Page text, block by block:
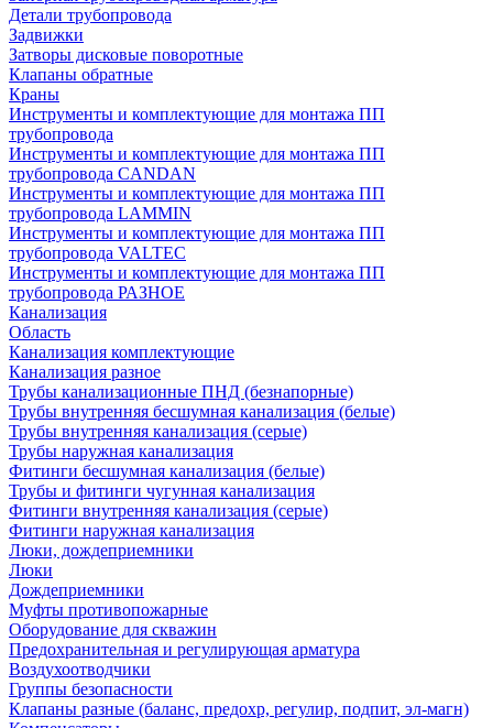
Детали трубопровода
Задвижки
Затворы дисковые поворотные
Клапаны обратные
Краны
Инструменты и комплектующие для монтажа ПП
трубопровода
Инструменты и комплектующие для монтажа ПП
трубопровода CANDAN
Инструменты и комплектующие для монтажа ПП
трубопровода LAMMIN
Инструменты и комплектующие для монтажа ПП
трубопровода VALTEC
Инструменты и комплектующие для монтажа ПП
трубопровода РАЗНОЕ
Канализация
Область
Канализация комплектующие
Канализация разное
Трубы канализационные ПНД (безнапорные)
Трубы внутренняя бесшумная канализация (белые)
Трубы внутренняя канализация (серые)
Трубы наружная канализация
Фитинги бесшумная канализация (белые)
Трубы и фитинги чугунная канализация
Фитинги внутренняя канализация (серые)
Фитинги наружная канализация
Люки, дождеприемники
Люки
Дождеприемники
Муфты противопожарные
Оборудование для скважин
Предохранительная и регулирующая арматура
Воздухоотводчики
Группы безопасности
Клапаны разные (баланс, предохр, регулир, подпит, эл-магн)